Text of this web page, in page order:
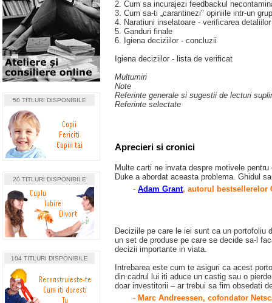
50 TITLURI DISPONIBILE
20 TITLURI DISPONIBILE
104 TITLURI DISPONIBILE
2. Cum sa incurajezi feedbackul
3. Cum sa-ti „carantinezi" opiniile intr-un grup
4. Naratiuni inselatoare - verificarea
5. Ganduri finale
6. Igiena deciziilor - concluzii
Igiena deciziilor - lista de verificat
Multumiri
Note
Referinte generale si sugestii de lecturi
Referinte selectate
Aprecieri si cronici
Multe carti ne invata despre motivele
Duke a abordat aceasta problema. Ghidul
- Adam Grant, autorul bestsellerelor
Deciziile pe care le iei sunt ca un portofoliu
un set de produse pe care se decide sa-l
decizii importante in viata.
Intrebarea este cum te asiguri ca acest
din cadrul lui iti aduce un castig sau o
doar investitorii – ar trebui sa fim obsedati
- Marc Andreessen, cofondator